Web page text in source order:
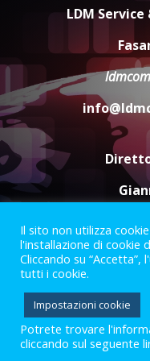
7
da
6
LDM
Termini e
2023 © Gofasano|
Il sito non utilizza
l'installazione di cookie
Cliccando su
tutti i cookie.
Impostazioni cookie
Potrete trovare
cliccando sul seguente